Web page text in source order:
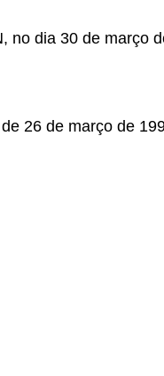
no dia 30 de março
26 de março de